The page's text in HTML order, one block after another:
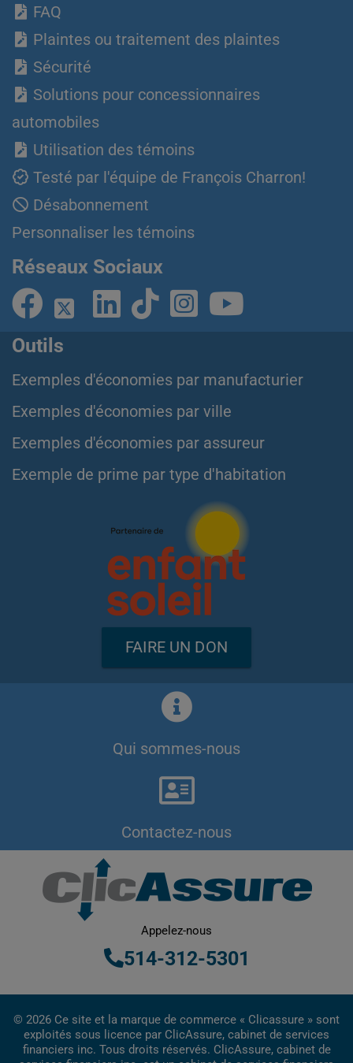
FAQ
Plaintes ou traitement des plaintes
Sécurité
Solutions pour concessionnaires
automobiles
Utilisation des témoins
Testé par l'équipe de François Charron!
Désabonnement
Personnaliser les témoins
Réseaux Sociaux
Outils
Exemples d'économies par manufacturier
Exemples d'économies par ville
Exemples d'économies par assureur
Exemple de prime par type d'habitation
FAIRE UN DON
Qui sommes-nous
Contactez-nous
Appelez-nous
514-312-5301
© 2026 Ce site et la marque de commerce « Clicassure » sont
exploités sous licence par ClicAssure, cabinet de services
financiers inc. Tous droits réservés. ClicAssure, cabinet de